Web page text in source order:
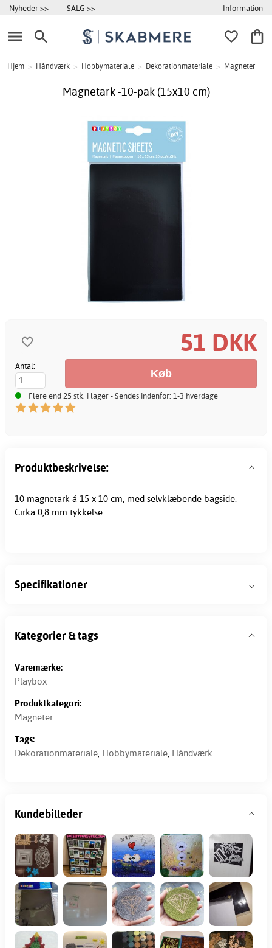
Nyheder >> SALG >> Information
Hjem > Håndværk > Hobbymateriale > Dekorationmateriale > Magneter
Magnetark -10-pak (15x10 cm)
51 DKK
Antal:
Flere end 25 stk. i lager - Sendes indenfor: 1-3 hverdage
Produktbeskrivelse:
10 magnetark á 15 x 10 cm, med selvklæbende bagside.
Cirka 0,8 mm tykkelse.
Specifikationer
Kategorier & tags
Varemærke:
Playbox
Produktkategori:
Magneter
Tags:
Dekorationmateriale, Hobbymateriale, Håndværk
Kundebilleder